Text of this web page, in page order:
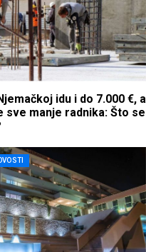
idu i do 7.000 €, a
sve manje radnika: Što se